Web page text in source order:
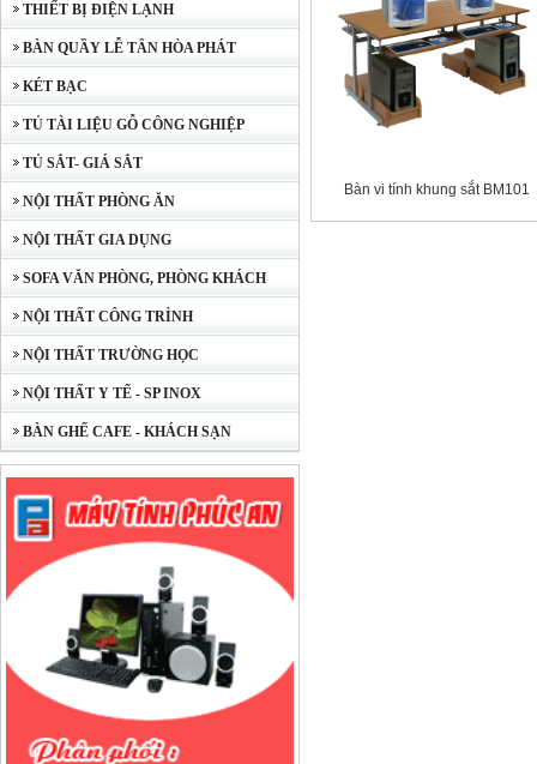
THIẾT BỊ ĐIỆN LẠNH
BÀN QUẦY LỄ TÂN HÒA PHÁT
KÉT BẠC
TỦ TÀI LIỆU GỖ CÔNG NGHIỆP
TỦ SẮT- GIÁ SẮT
NỘI THẤT PHÒNG ĂN
NỘI THẤT GIA DỤNG
SOFA VĂN PHÒNG, PHÒNG KHÁCH
NỘI THẤT CÔNG TRÌNH
NỘI THẤT TRƯỜNG HỌC
NỘI THẤT Y TẾ - SP INOX
BÀN GHẾ CAFE - KHÁCH SẠN
Bàn vi tính khung sắt BM101